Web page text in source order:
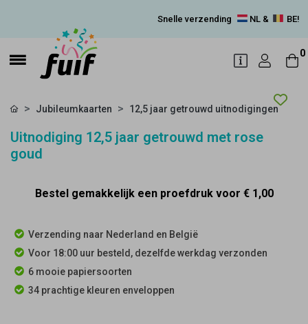
Snelle verzending NL & BE!
0
Jubileumkaarten 12,5 jaar getrouwd uitnodigingen
Uitnodiging 12,5 jaar getrouwd met rose
goud
Bestel gemakkelijk een proefdruk voor € 1,00
Verzending naar Nederland en België
Voor 18:00 uur besteld, dezelfde werkdag verzonden
6 mooie papiersoorten
34 prachtige kleuren enveloppen